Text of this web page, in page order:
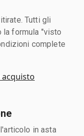
Tutti gli
la formula "visto
complete
in asta